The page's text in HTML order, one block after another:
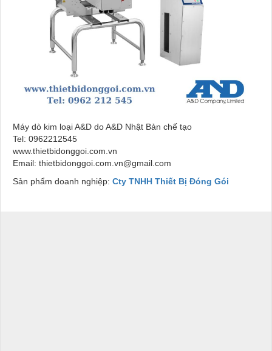
Máy dò kim loại A&D do A&D Nhật Bản chế tạo
Tel: 0962212545
www.thietbidonggoi.com.vn
Email: thietbidonggoi.com.vn@gmail.com
Sản phẩm doanh nghiệp: Cty TNHH Thiết Bị Đóng Gói